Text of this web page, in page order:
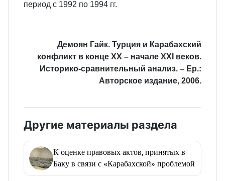
период с 1992 по 1994 гг.
Демоян Гайк. Турция и Карабахский
конфликт в конце XX – начале XXI веков.
Историко‑сравнительный анализ. – Ер.:
Авторское издание, 2006.
Другие материалы раздела
К оценке правовых актов, принятых в
Баку в связи с «Карабахской» проблемой